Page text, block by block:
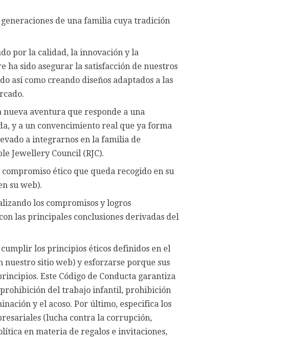
de una familia cuya tradición
por la calidad, la innovación y la
sido asegurar la satisfacción de nuestros
así como creando diseños adaptados a las
nueva aventura que responde a una
y a un convencimiento real que ya forma
a integrarnos en la familia de
Jewellery Council (RJC).
compromiso ético que queda recogido en su
su web).
los compromisos y logros
las principales conclusiones derivadas del
cumplir los principios éticos definidos en el
nuestro sitio web) y esforzarse porque sus
Este Código de Conducta garantiza
prohibición del trabajo infantil, prohibición
y el acoso. Por último, especifica los
(lucha contra la corrupción,
en materia de regalos e invitaciones,